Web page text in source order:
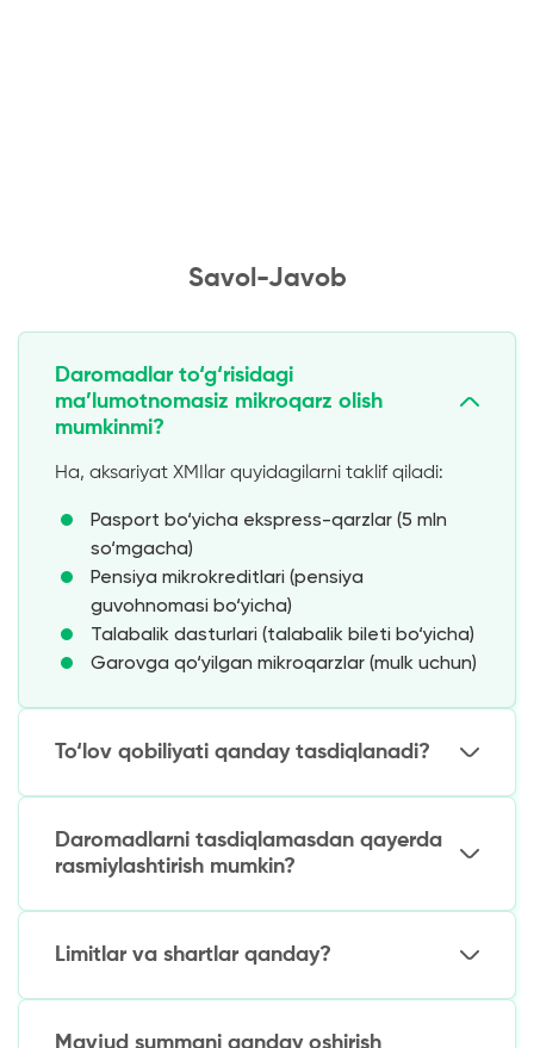
Savol-Javob
Daromadlar to‘g‘risidagi
ma’lumotnomasiz mikroqarz olish
mumkinmi?
Ha, aksariyat XMIlar quyidagilarni taklif qiladi:
Pasport bo‘yicha ekspress-qarzlar (5 mln
so‘mgacha)
Pensiya mikrokreditlari (pensiya
guvohnomasi bo‘yicha)
Talabalik dasturlari (talabalik bileti bo‘yicha)
Garovga qo‘yilgan mikroqarzlar (mulk uchun)
To‘lov qobiliyati qanday tasdiqlanadi?
Muqobil baholash usullari:
Bank kartasi tahlili (operatsiyalar tarixi)
Kredit tarixini tekshirish (agar mavjud bo‘lsa)
Garovga qo‘yilgan mulk (yirik summalar
Daromadlarni tasdiqlamasdan qayerda
rasmiylashtirish mumkin?
Ishonchli variantlar:
Avtomatik skoringli onlayn MFO
Limitlar va shartlar qanday?
Asosiy parametrlar:
Mavjud summani qanday oshirish